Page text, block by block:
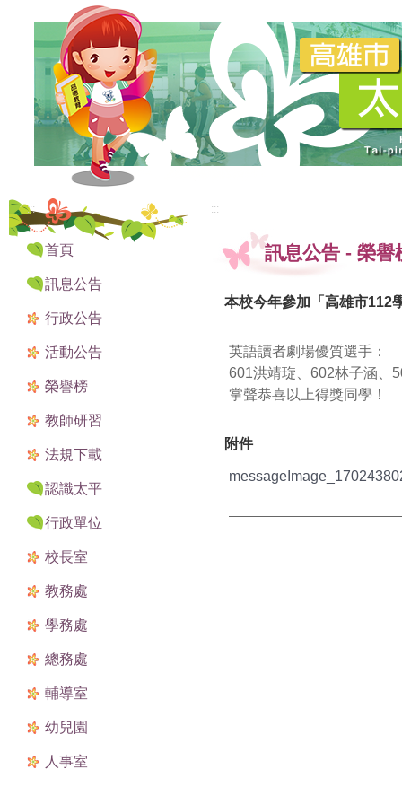
:::
首頁
訊息公告
行政公告
活動公告
榮譽榜
教師研習
法規下載
認識太平
行政單位
校長室
教務處
學務處
總務處
輔導室
幼兒園
人事室
:::
訊息公告 - 榮譽
本校今年參加「高雄市112
英語讀者劇場優質選手：
601洪靖琁、602林子涵、
掌聲恭喜以上得獎同學！
附件